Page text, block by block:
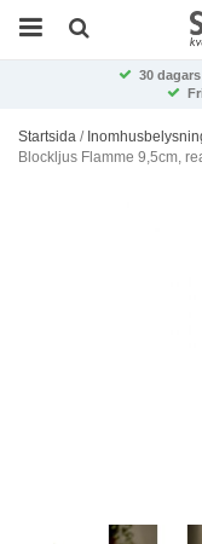
30
Startsida /
Blockljus Flamme 9,5cm,